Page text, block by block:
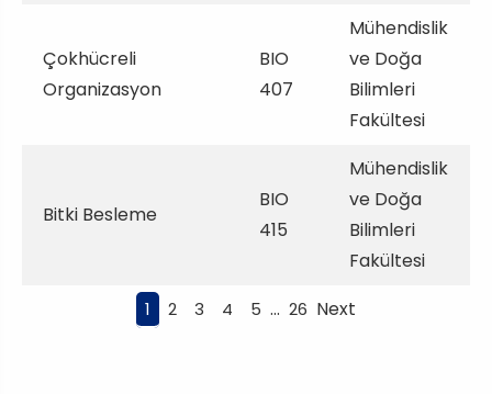
Çokhücreli
Organizasyon
BIO
407
Mühendislik
ve Doğa
Bilimleri
Fakültesi
Bitki Besleme
BIO
415
Mühendislik
ve Doğa
Bilimleri
Fakültesi
1 2 3 4 5 … 26 Next